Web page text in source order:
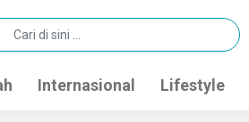
Internasional Lifestyle